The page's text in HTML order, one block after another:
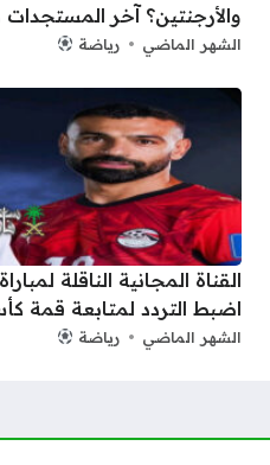
والأرجنتين؟ آخر
الشهر الماضي رياضة
القناة المجانية الناقلة
اضبط التردد لمتابعة قمة كأس
الشهر الماضي رياضة